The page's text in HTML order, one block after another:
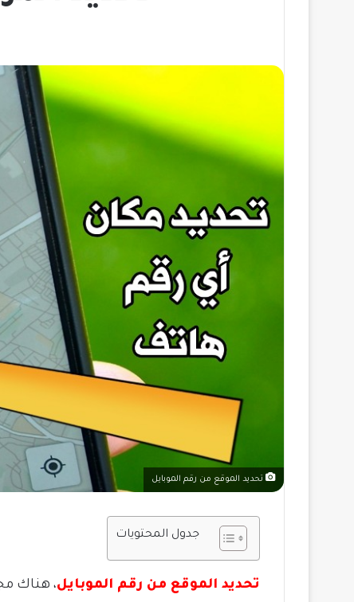
تحديد الموقع من رقم الموبايل
جدول المحتويات
تحديد الموقع من رقم الموبايل، هناك